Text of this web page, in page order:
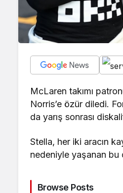
McLaren takımı
Norris’e özür diledi.
da yarış sonrası
Stella, her iki aracın
nedeniyle yaşanan bu
Browse Posts